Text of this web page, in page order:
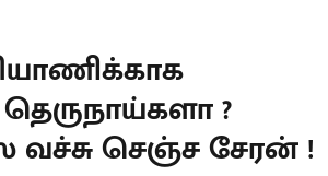
?
செஞ்ச சேரன் !